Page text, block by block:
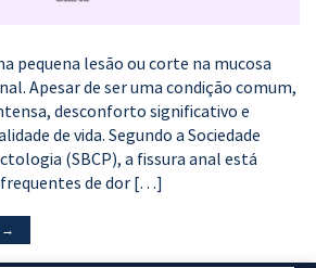
pequena lesão ou corte na mucosa
Apesar de ser uma condição comum,
desconforto significativo e
de vida. Segundo a Sociedade
(SBCP), a fissura anal está
frequentes de dor […]
→